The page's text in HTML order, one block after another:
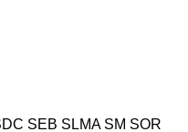
SEB SLMA SM SOR